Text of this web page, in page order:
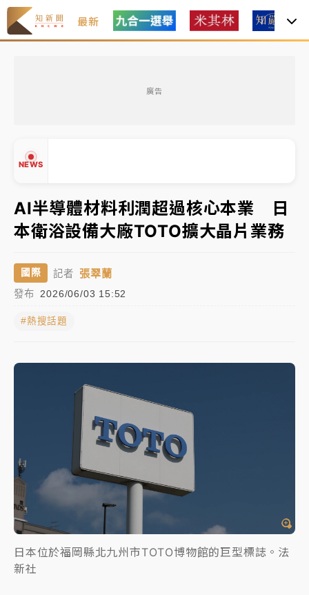
最新
廣告
NEWS
有片｜
連根拔起
中颱白海豚風雨來了！中部以北防豪雨 今晚、明天影
響最劇烈
白海豚逼近！北市水門只出不進 未移置車輛最高罰
油價持續凍漲！ 中油宣布下周一汽柴油價格維持不變
中颱白海豚風雨來了！中部以北防豪雨 今晚、明天影
白海豚逼近！北市水門只出不進 未移置車輛最高罰
4800＋拖吊費
AI半導體材料利潤超過核心本業 日
本衛浴設備大廠TOTO擴大晶片業務
國際 記者 張翠蘭
發布 2026/06/03 15:52
#熱搜話題
日本位於福岡縣北九州市TOTO博物館的巨型標誌。法
新社